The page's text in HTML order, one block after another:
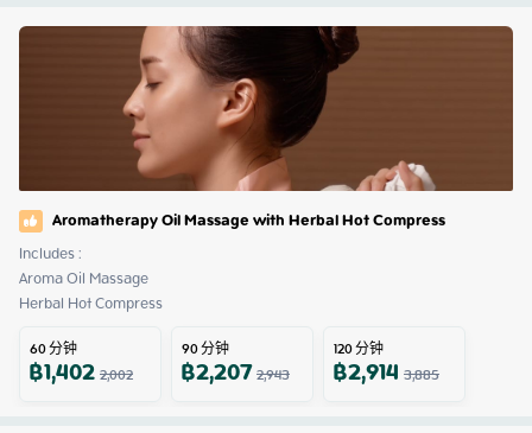
Aromatherapy Oil Massage with Herbal Hot Compress
Includes :
Aroma Oil Massage
Herbal Hot Compress
60分钟
฿1,4022,002
90分钟
฿2,2072,943
120分钟
฿2,914 3,885